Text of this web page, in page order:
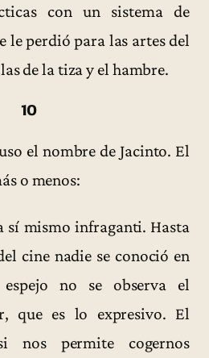
con un sistema de
le perdió para las artes del
de la tiza y el hambre.
10
el nombre de Jacinto. El
o menos:
sí mismo infraganti. Hasta
cine nadie se conoció en
no se observa el
que es lo expresivo. El
nos permite cogernos